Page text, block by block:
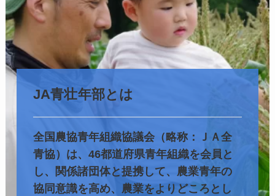
JA青壮年部とは
全国農協青年組織協議会（略称：ＪＡ全
青協）は、46都道府県青年組織を会員と
し、関係諸団体と提携して、農業青年の
協同意識を高め、農業をよりどころとし